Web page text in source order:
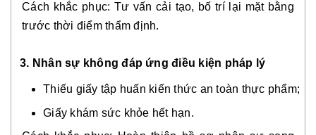
Cách khắc phục: Tư vấn cải tạo, bố trí lại mặt bằng
trước thời điểm thẩm định.
3. Nhân sự không đáp ứng điều kiện pháp lý
Thiếu giấy tập huấn kiến thức an toàn thực phẩm;
Giấy khám sức khỏe hết hạn.